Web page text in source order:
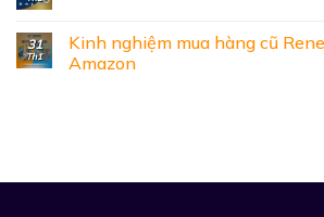
31
Th1
Kinh nghiệm mua hàng cũ
Amazon